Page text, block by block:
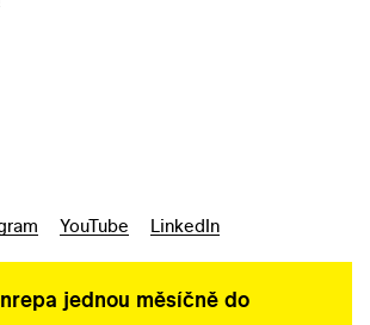
YouTube LinkedIn
jednou měsíčně do